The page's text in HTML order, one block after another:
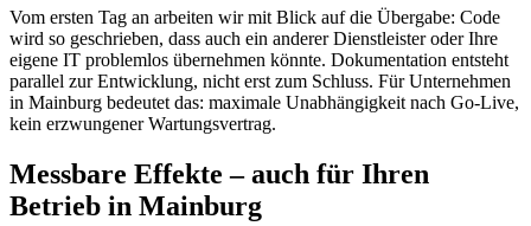
Vom ersten Tag an arbeiten wir mit Blick auf die Übergabe: Code
wird so geschrieben, dass auch ein anderer Dienstleister oder Ihre
eigene IT problemlos übernehmen könnte. Dokumentation entsteht
parallel zur Entwicklung, nicht erst zum Schluss. Für Unternehmen
in Mainburg bedeutet das: maximale Unabhängigkeit nach Go-Live,
kein erzwungener Wartungsvertrag.
Messbare Effekte – auch für Ihren
Betrieb in Mainburg